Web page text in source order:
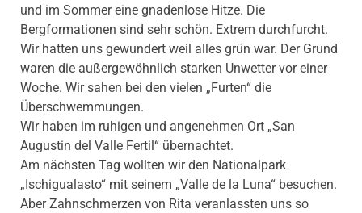
und im Sommer eine gnadenlose Hitze. Die
Bergformationen sind sehr schön. Extrem durchfurcht.
Wir hatten uns gewundert weil alles grün war. Der Grund
waren die außergewöhnlich starken Unwetter vor einer
Woche. Wir sahen bei den vielen „Furten“ die
Überschwemmungen.
Wir haben im ruhigen und angenehmen Ort „San
Augustin del Valle Fertil“ übernachtet.
Am nächsten Tag wollten wir den Nationalpark
„Ischigualasto“ mit seinem „Valle de la Luna“ besuchen.
Aber Zahnschmerzen von Rita veranlassten uns so